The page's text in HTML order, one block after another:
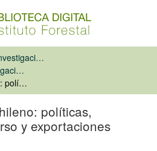
Revista Ciencia e Investigación Forestal (CIFOR)
Revista Ciencia e Investigación Forestal
El sector forestal chileno: políticas, desarrollo del recurso y exportaciones
políticas,
y exportaciones